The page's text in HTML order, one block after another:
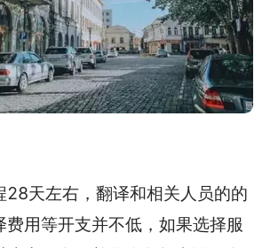
28天左右，翻译和相关人员的的
费用等开支并不低，如果选择服